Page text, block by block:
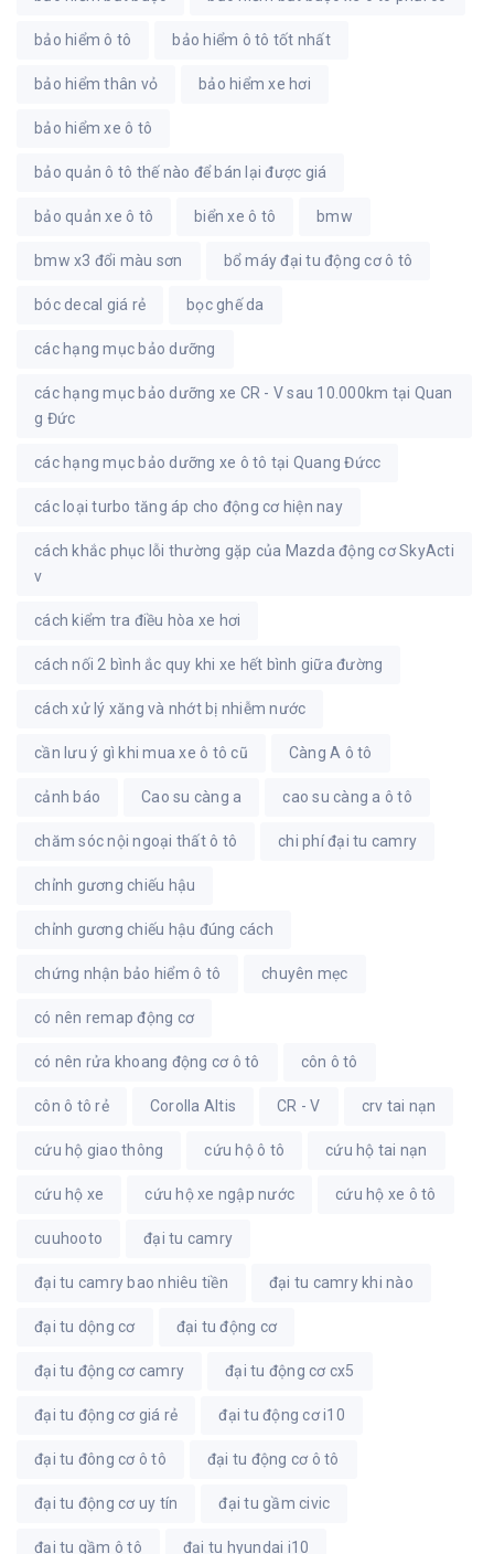
bảo hiểm ô tô bảo hiểm ô tô tốt nhất
bảo hiểm thân vỏ bảo hiểm xe hơi
bảo hiểm xe ô tô
bảo quản ô tô thế nào để bán lại được giá
bảo quản xe ô tô biển xe ô tô bmw
bmw x3 đổi màu sơn bổ máy đại tu động cơ ô tô
bóc decal giá rẻ bọc ghế da
các hạng mục bảo dưỡng
các hạng mục bảo dưỡng xe CR - V sau 10.000km tại Quan
g Đức
các hạng mục bảo dưỡng xe ô tô tại Quang Đứcc
các loại turbo tăng áp cho động cơ hiện nay
cách khắc phục lỗi thường gặp của Mazda động cơ SkyActi
v
cách kiểm tra điều hòa xe hơi
cách nối 2 bình ắc quy khi xe hết bình giữa đường
cách xử lý xăng và nhớt bị nhiễm nước
cần lưu ý gì khi mua xe ô tô cũ Càng A ô tô
cảnh báo Cao su càng a cao su càng a ô tô
chăm sóc nội ngoại thất ô tô chi phí đại tu camry
chỉnh gương chiếu hậu
chỉnh gương chiếu hậu đúng cách
chứng nhận bảo hiểm ô tô chuyên mẹc
có nên remap động cơ
có nên rửa khoang động cơ ô tô côn ô tô
côn ô tô rẻ Corolla Altis CR - V crv tai nạn
cứu hộ giao thông cứu hộ ô tô cứu hộ tai nạn
cứu hộ xe cứu hộ xe ngập nước cứu hộ xe ô tô
cuuhooto đại tu camry
đại tu camry bao nhiêu tiền đại tu camry khi nào
đại tu dộng cơ đại tu động cơ
đại tu động cơ camry đại tu động cơ cx5
đại tu động cơ giá rẻ đại tu động cơ i10
đại tu đông cơ ô tô đại tu động cơ ô tô
đại tu động cơ uy tín đại tu gầm civic
đại tu gầm ô tô đại tu hyundai i10